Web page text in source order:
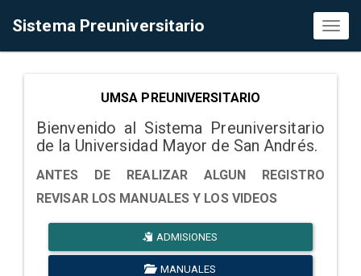
Sistema Preuniversitario
UMSA PREUNIVERSITARIO
Bienvenido al Sistema Preuniversitario
de la Universidad Mayor de San Andrés.
ANTES DE REALIZAR ALGUN REGISTRO
REVISAR LOS MANUALES Y LOS VIDEOS
ADMISIONES
MANUALES